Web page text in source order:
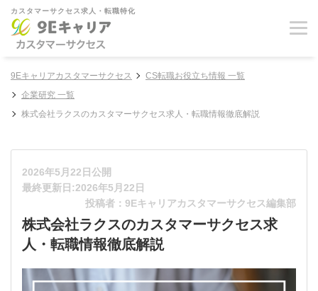
カスタマーサクセス求人・転職特化
9Eキャリアカスタマーサクセス
CS転職お役立ち情報 一覧
企業研究 一覧
株式会社ラクスのカスタマーサクセス求人・転職情報徹底解説
2026年5月22日公開
最終更新日:2026年5月22日
投稿者：9Eキャリアカスタマーサクセス編集部
株式会社ラクスのカスタマーサクセス求
人・転職情報徹底解説